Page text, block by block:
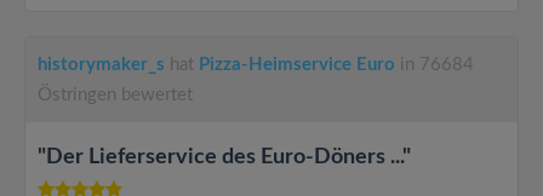
historymaker_s hat Pizza-Heimservice Euro in 76684
Östringen bewertet
"Der Lieferservice des Euro-Döners ..."